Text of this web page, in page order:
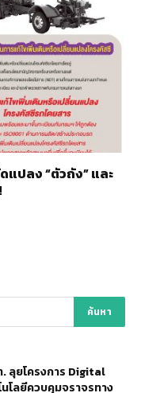
แปลง “ตัวถัง” และ
ลุยโครงการ Digital
โลยีควบคุมจราจรทาง